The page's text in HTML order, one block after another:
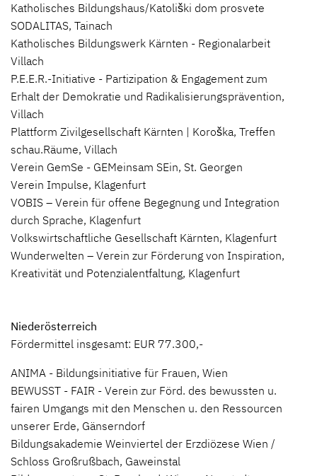
Katholisches Bildungshaus/Katoliški dom prosvete
SODALITAS, Tainach
Katholisches Bildungswerk Kärnten - Regionalarbeit
Villach
P.E.E.R.-Initiative - Partizipation & Engagement zum
Erhalt der Demokratie und Radikalisierungsprävention,
Villach
Plattform Zivilgesellschaft Kärnten | Koroška, Treffen
schau.Räume, Villach
Verein GemSe - GEMeinsam SEin, St. Georgen
Verein Impulse, Klagenfurt
VOBIS – Verein für offene Begegnung und Integration
durch Sprache, Klagenfurt
Volkswirtschaftliche Gesellschaft Kärnten, Klagenfurt
Wunderwelten – Verein zur Förderung von Inspiration,
Kreativität und Potenzialentfaltung, Klagenfurt
Niederösterreich
Fördermittel insgesamt: EUR 77.300,-
ANIMA - Bildungsinitiative für Frauen, Wien
BEWUSST - FAIR - Verein zur Förd. des bewussten u.
fairen Umgangs mit den Menschen u. den Ressourcen
unserer Erde, Gänserndorf
Bildungsakademie Weinviertel der Erzdiözese Wien /
Schloss Großrußbach, Gaweinstal